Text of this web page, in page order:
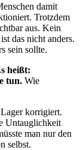
damit
Trotzdem
aus. Kein
das nicht anders.
sein sollte.
heißt:
tun. Wie
korrigiert.
Untauglichkeit
man nur den
selbst.